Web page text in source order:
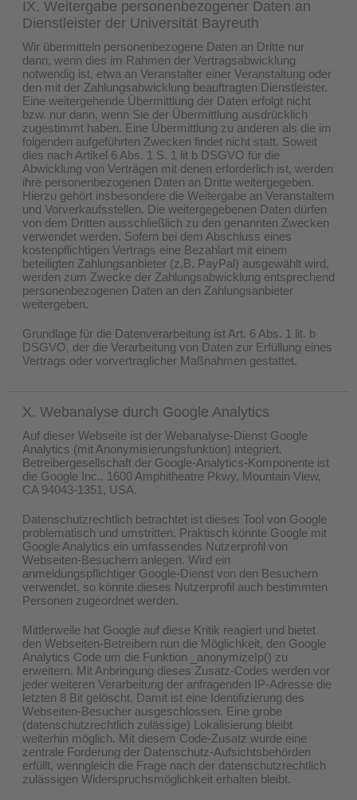
IX. Weitergabe personenbezogener Daten an
Dienstleister der Universität Bayreuth
Wir übermitteln personenbezogene Daten an Dritte nur
dann, wenn dies im Rahmen der Vertragsabwicklung
notwendig ist, etwa an Veranstalter einer Veranstaltung oder
den mit der Zahlungsabwicklung beauftragten Dienstleister.
Eine weitergehende Übermittlung der Daten erfolgt nicht
bzw. nur dann, wenn Sie der Übermittlung ausdrücklich
zugestimmt haben. Eine Übermittlung zu anderen als die im
folgenden aufgeführten Zwecken findet nicht statt. Soweit
dies nach Artikel 6 Abs. 1 S. 1 lit b DSGVO für die
Abwicklung von Verträgen mit denen erforderlich ist, werden
ihre personenbezogenen Daten an Dritte weitergegeben.
Hierzu gehört insbesondere die Weitergabe an Veranstaltern
und Vorverkaufsstellen. Die weitergegebenen Daten dürfen
von dem Dritten ausschließlich zu den genannten Zwecken
verwendet werden. Sofern bei dem Abschluss eines
kostenpflichtigen Vertrags eine Bezahlart mit einem
beteiligten Zahlungsanbieter (z.B. PayPal) ausgewählt wird,
werden zum Zwecke der Zahlungsabwicklung entsprechend
personenbezogenen Daten an den Zahlungsanbieter
weitergeben.
Grundlage für die Datenverarbeitung ist Art. 6 Abs. 1 lit. b
DSGVO, der die Verarbeitung von Daten zur Erfüllung eines
Vertrags oder vorvertraglicher Maßnahmen gestattet.
X. Webanalyse durch Google Analytics
Auf dieser Webseite ist der Webanalyse-Dienst Google
Analytics (mit Anonymisierungsfunktion) integriert.
Betreibergesellschaft der Google-Analytics-Komponente ist
die Google Inc., 1600 Amphitheatre Pkwy, Mountain View,
CA 94043-1351, USA.
Datenschutzrechtlich betrachtet ist dieses Tool von Google
problematisch und umstritten. Praktisch könnte Google mit
Google Analytics ein umfassendes Nutzerprofil von
Webseiten-Besuchern anlegen. Wird ein
anmeldungspflichtiger Google-Dienst von den Besuchern
verwendet, so könnte dieses Nutzerprofil auch bestimmten
Personen zugeordnet werden.
Mittlerweile hat Google auf diese Kritik reagiert und bietet
den Webseiten-Betreibern nun die Möglichkeit, den Google
Analytics Code um die Funktion _anonymizeIp() zu
erweitern. Mit Anbringung dieses Zusatz-Codes werden vor
jeder weiteren Verarbeitung der anfragenden IP-Adresse die
letzten 8 Bit gelöscht. Damit ist eine Identifizierung des
Webseiten-Besucher ausgeschlossen. Eine grobe
(datenschutzrechtlich zulässige) Lokalisierung bleibt
weiterhin möglich. Mit diesem Code-Zusatz wurde eine
zentrale Forderung der Datenschutz-Aufsichtsbehörden
erfüllt, wenngleich die Frage nach der datenschutzrechtlich
zulässigen Widerspruchsmöglichkeit erhalten bleibt.